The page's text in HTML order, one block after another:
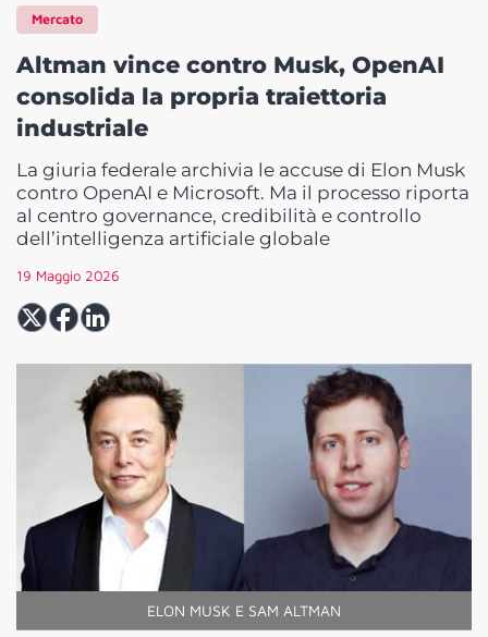
Mercato
Altman vince contro Musk, OpenAI
consolida la propria traiettoria
industriale
La giuria federale archivia le accuse di Elon Musk
contro OpenAI e Microsoft. Ma il processo riporta
al centro governance, credibilità e controllo
dell’intelligenza artificiale globale
19 Maggio 2026
ELON MUSK E SAM ALTMAN